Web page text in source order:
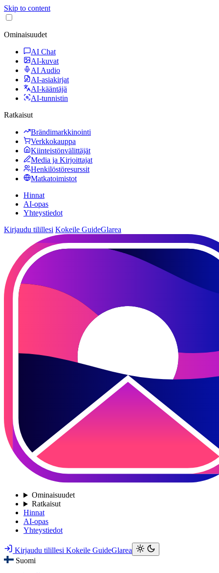
Skip to content
Ominaisuudet
AI Chat
AI-kuvat
AI Audio
AI-asiakirjat
AI-kääntäjä
AI-tunnistin
Ratkaisut
Brändimarkkinointi
Verkkokauppa
Kiinteistönvälittäjät
Media ja Kirjoittajat
Henkilöstöresurssit
Matkatoimistot
Hinnat
AI-opas
Yhteystiedot
Kirjaudu tilillesi Kokeile GuideGlarea
Ominaisuudet
Ratkaisut
Hinnat
AI-opas
Yhteystiedot
Kirjaudu tilillesi Kokeile GuideGlarea
Suomi